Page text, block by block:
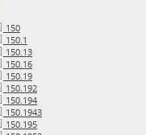
150
150.1
150.13
150.16
150.19
150.192
150.194
150.1943
150.195